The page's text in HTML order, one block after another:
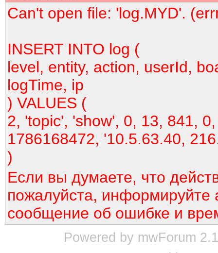
Can't open file: 'log.MYD'.
INSERT INTO log (
level, entity, action, userId,
logTime, ip
) VALUES (
2, 'topic', 'show', 0, 13, 841,
1786168472, '10.5.63.40,
)
Если вы думаете, что
пожалуйста, информируйте
сообщение об ошибке и
Powered by mwForum